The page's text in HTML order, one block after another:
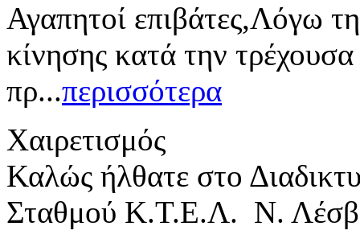
Αγαπητοί επιβάτες,Λόγω
κίνησης κατά την
πρ...περισσότερα
Χαιρετισμός
Καλώς ήλθατε στο
Σταθμού Κ.Τ.Ε.Λ. Ν.